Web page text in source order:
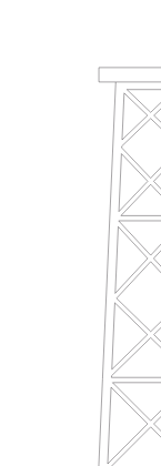
la
de la
Nous
liées à
que